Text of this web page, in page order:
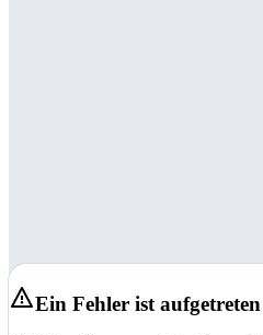
Ein Fehler ist